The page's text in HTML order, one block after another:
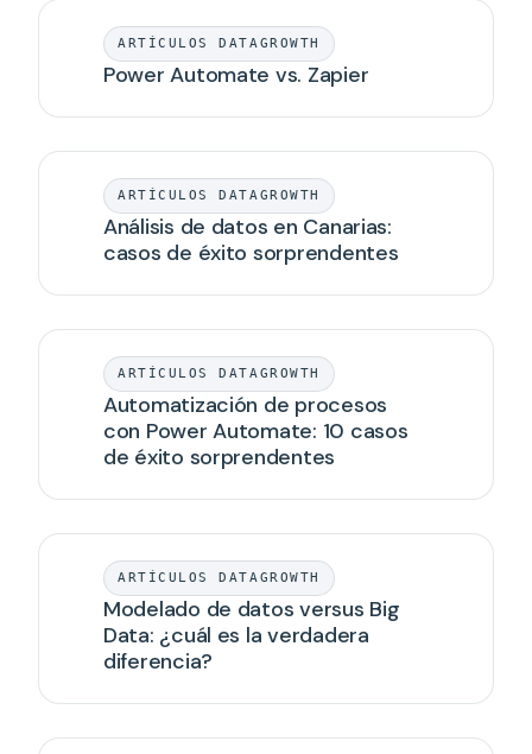
ARTÍCULOS DATAGROWTH
Power Automate vs. Zapier
ARTÍCULOS DATAGROWTH
Análisis de datos en Canarias:
casos de éxito sorprendentes
ARTÍCULOS DATAGROWTH
Automatización de procesos
con Power Automate: 10 casos
de éxito sorprendentes
ARTÍCULOS DATAGROWTH
Modelado de datos versus Big
Data: ¿cuál es la verdadera
diferencia?